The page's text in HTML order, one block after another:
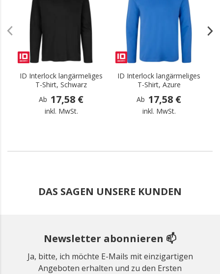
ID Interlock langärmeliges
T-Shirt, Schwarz
Ab 17,58 €
inkl. MwSt.
ID Interlock langärmeliges
T-Shirt, Azure
Ab 17,58 €
inkl. MwSt.
DAS SAGEN UNSERE KUNDEN
Newsletter abonnieren 📫
Ja, bitte, ich möchte E-Mails mit einzigartigen
Angeboten erhalten und zu den Ersten